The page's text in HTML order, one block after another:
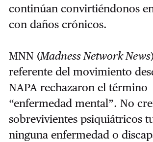
continúan convirtiéndonos
con daños crónicos.
MNN (Madness Network News
referente del movimiento
NAPA rechazaron el término
“enfermedad mental”. No
sobrevivientes psiquiátricos
ninguna enfermedad o